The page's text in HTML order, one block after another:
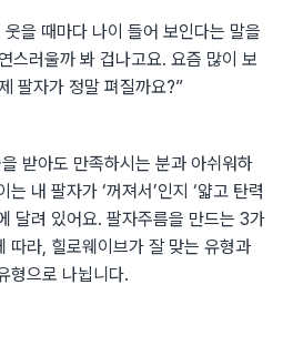
을 때마다 나이 들어 보인다는 말을
스러울까 봐 겁나고요. 요즘 많이 보
팔자가 정말 펴질까요?”
받아도 만족하시는 분과 아쉬워하
내 팔자가 ‘꺼져서’인지 ‘얇고 탄력
달려 있어요. 팔자주름을 만드는 3가
따라, 힐로웨이브가 잘 맞는 유형과
형으로 나뉩니다.